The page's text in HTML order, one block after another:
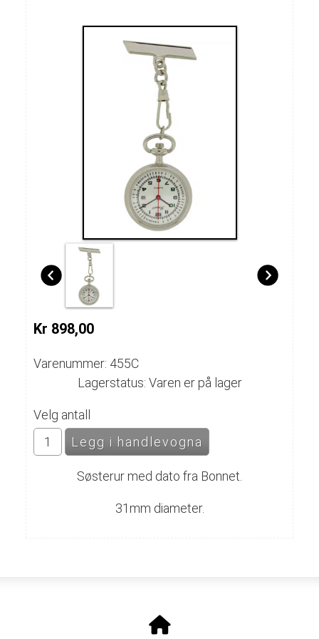
Kr 898,00
Varenummer: 455C
Lagerstatus: Varen er på lager
Velg antall
Søsterur med dato fra Bonnet.
31mm diameter.